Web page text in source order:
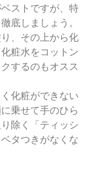
ストですが、特
底しましょう。
、その上から化
粧水をコットン
するのもオスス
化粧ができない
乗せて手のひら
除く「ティッシ
タつきがなくな